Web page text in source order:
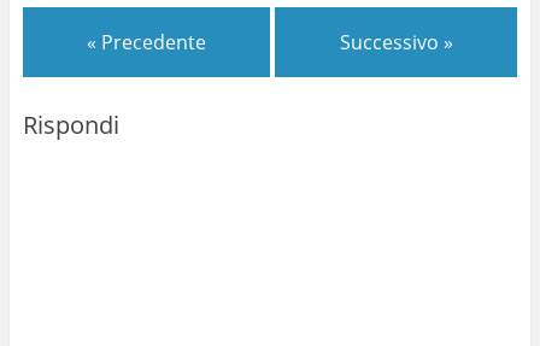
« Precedente Successivo »
Rispondi